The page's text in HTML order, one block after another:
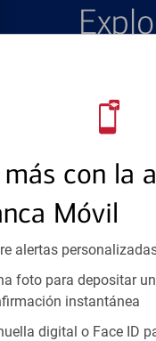
con la
Móvil
alertas
foto para depositar
instantánea
digital o Face ID
Ofrecemos una
diseñados para
Conozca los
de